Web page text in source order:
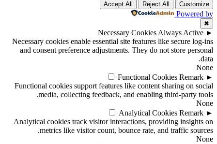
Customize
Reject All
Accept All
Powered by
✖
►
Necessary Cookies Always Active
Necessary cookies enable essential site features like secure log-ins
and consent preference adjustments. They do not store personal
data.
None
►
Functional Cookies Remark
Functional cookies support features like content sharing on social
media, collecting feedback, and enabling third-party tools.
None
►
Analytical Cookies Remark
Analytical cookies track visitor interactions, providing insights on
metrics like visitor count, bounce rate, and traffic sources.
None